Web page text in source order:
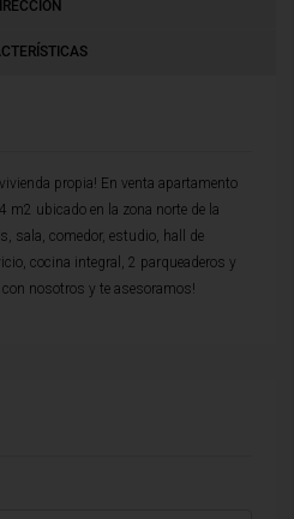
propia! En venta apartamento
m2 ubicado en la zona norte de la
sala, comedor, estudio, hall de
cocina integral, 2 parqueaderos y
nosotros y te asesoramos!